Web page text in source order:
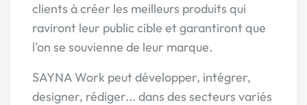
clients à créer les meilleurs produits qui
raviront leur public cible et garantiront que
l'on se souvienne de leur marque.
SAYNA Work peut développer, intégrer,
designer, rédiger... dans des secteurs variés